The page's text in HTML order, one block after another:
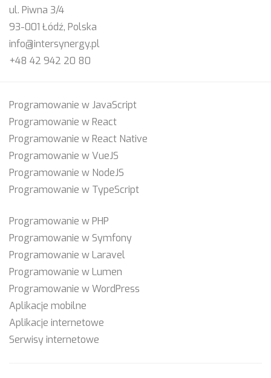
ul. Piwna 3/4
93-001 Łódź, Polska
info@intersynergy.pl
+48 42 942 20 80
Programowanie w JavaScript
Programowanie w React
Programowanie w React Native
Programowanie w VueJS
Programowanie w NodeJS
Programowanie w TypeScript
Programowanie w PHP
Programowanie w Symfony
Programowanie w Laravel
Programowanie w Lumen
Programowanie w WordPress
Aplikacje mobilne
Aplikacje internetowe
Serwisy internetowe